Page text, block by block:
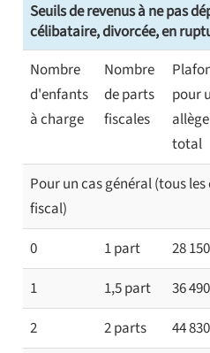
Seuils de revenus à ne pas
célibataire, divorcée, en
Nombre
d'enfants
à charge
Nombre
de parts
fiscales
pour
total
Pour un cas général (tous
fiscal)
0
1 part 28
1
1,5 part 36
2
2 parts 44